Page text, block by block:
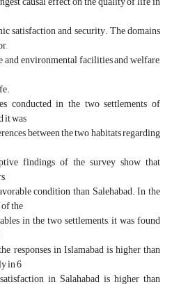
satisfaction and security. The domains
environmental facilities and welfare,
conducted in the two settlements of
it was
between the two habitats regarding
findings of the survey show that
condition than Salehabad. In the
the
in the two settlements, it was found
responses in Islamabad is higher than
in 6
in Salahabad is higher than